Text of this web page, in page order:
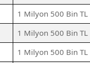
1 Milyon 500 Bin TL
1 Milyon 500 Bin TL
1 Milyon 500 Bin TL